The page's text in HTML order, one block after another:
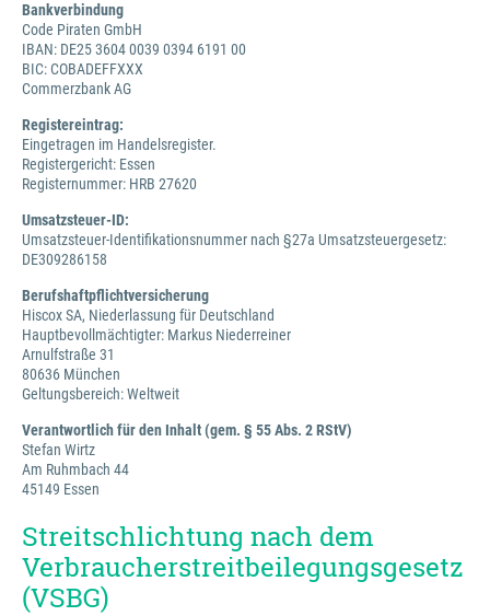
Bankverbindung
Code Piraten GmbH
IBAN: DE25 3604 0039 0394 6191 00
BIC: COBADEFFXXX
Commerzbank AG
Registereintrag:
Eingetragen im Handelsregister.
Registergericht: Essen
Registernummer: HRB 27620
Umsatzsteuer-ID:
Umsatzsteuer-Identifikationsnummer nach §27a Umsatzsteuergesetz:
DE309286158
Berufshaftpflichtversicherung
Hiscox SA, Niederlassung für Deutschland
Hauptbevollmächtigter: Markus Niederreiner
Arnulfstraße 31
80636 München
Geltungsbereich: Weltweit
Verantwortlich für den Inhalt (gem. § 55 Abs. 2 RStV)
Stefan Wirtz
Am Ruhmbach 44
45149 Essen
Streitschlichtung nach dem
Verbraucherstreitbeilegungsgesetz
(VSBG)